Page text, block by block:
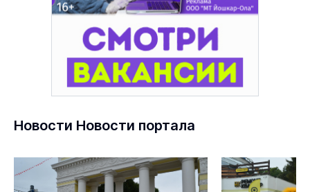
Новости Новости портала